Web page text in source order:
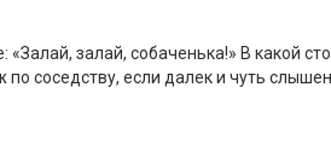
залай, собаченька!» В какой
соседству, если далек и чуть